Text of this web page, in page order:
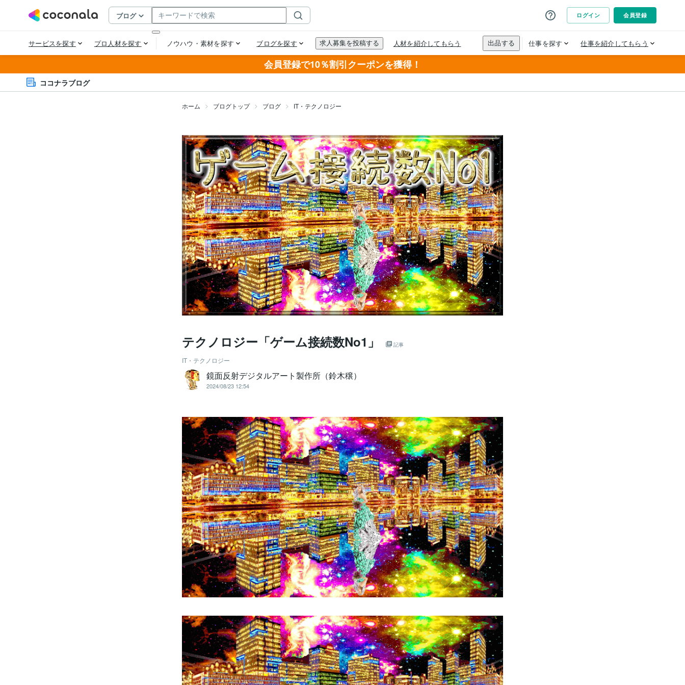
会員登録で10％割引クーポンを獲得！
ココナラブログ
ホーム ブログトップ ブログ IT・テクノロジー
テクノロジー「ゲーム接続数No1」 記事
IT・テクノロジー
鏡面反射デジタルアート製作所（鈴木穣）
2024/08/23 12:54